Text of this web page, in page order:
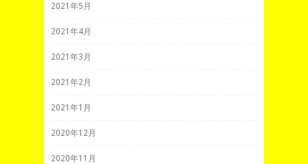
2021年5月
2021年4月
2021年3月
2021年2月
2021年1月
2020年12月
2020年11月